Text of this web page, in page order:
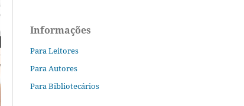
Informações
Para Leitores
Para Autores
Para Bibliotecários